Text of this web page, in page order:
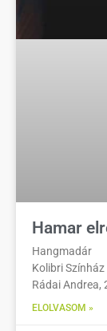
Hamar
Hangmadár
Kolibri Színház
Rádai Andrea,
ELOLVASOM »